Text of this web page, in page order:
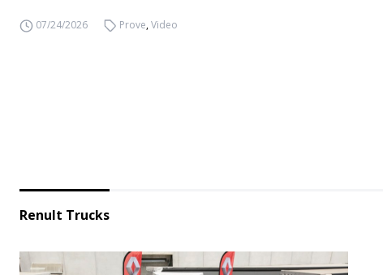
07/24/2026 Prove,Video
Renult Trucks